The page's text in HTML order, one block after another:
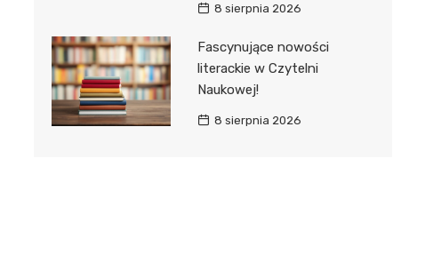
8 sierpnia 2026
Fascynujące nowości
literackie w Czytelni
Naukowej!
8 sierpnia 2026